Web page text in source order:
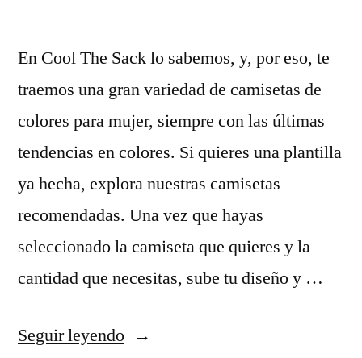
En Cool The Sack lo sabemos, y, por eso, te
traemos una gran variedad de camisetas de
colores para mujer, siempre con las últimas
tendencias en colores. Si quieres una plantilla
ya hecha, explora nuestras camisetas
recomendadas. Una vez que hayas
seleccionado la camiseta que quieres y la
cantidad que necesitas, sube tu diseño y …
Seguir leyendo«mejores